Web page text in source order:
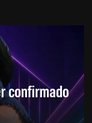
confirmado